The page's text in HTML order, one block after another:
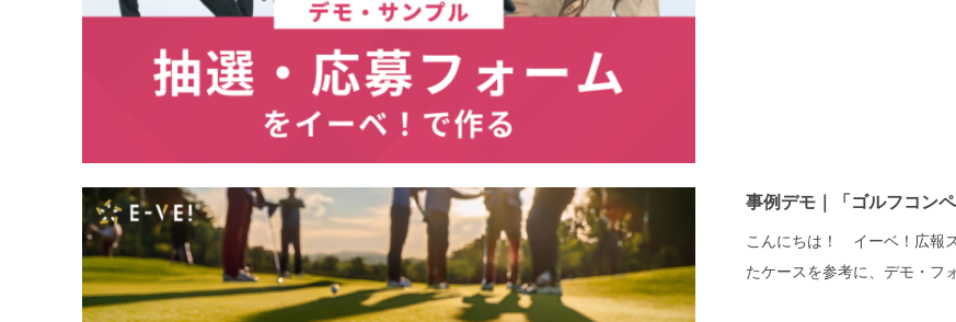
事例デモ｜「ゴルフコン
こんにちは！ イーベ！広報
たケースを参考に、デモ・フ